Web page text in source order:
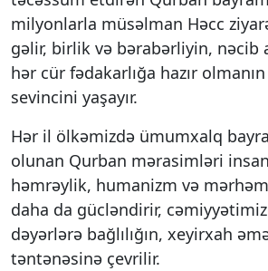
milyonlarla müsəlman Həcc
gəlir, birlik və bərabərliyin, nəcib
hər cür fədakarlığa hazır
sevincini yaşayır.
Hər il ölkəmizdə ümumxalq
olunan Qurban mərasimləri
həmrəylik, humanizm və
daha da gücləndirir,
dəyərlərə bağlılığın, xeyirxah
təntənəsinə çevrilir.